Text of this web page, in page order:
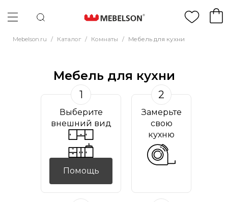
Mebelson.ru / Каталог / Комнаты / Мебель для кухни
Мебель для кухни
1
Выберите
внешний вид
Помощь
2
Замерьте
свою
кухню